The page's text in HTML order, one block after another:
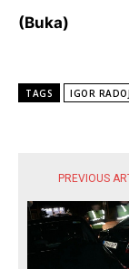
(Buka)
TAGS IGOR
PREVIOUS